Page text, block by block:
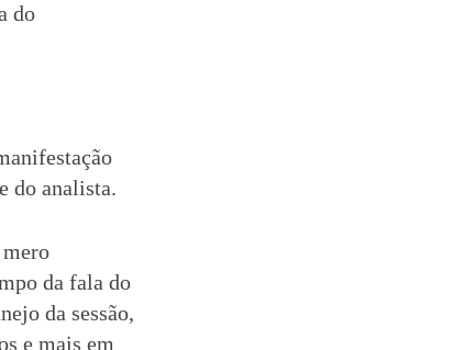
do
do analista.
da fala do
da sessão,
e mais em